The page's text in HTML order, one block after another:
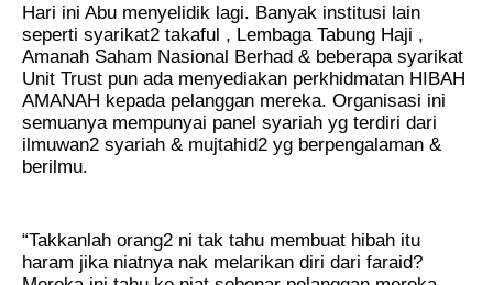
Hari ini Abu menyelidik lagi. Banyak institusi lain
seperti syarikat2 takaful , Lembaga Tabung Haji ,
Amanah Saham Nasional Berhad & beberapa syarikat
Unit Trust pun ada menyediakan perkhidmatan HIBAH
AMANAH kepada pelanggan mereka. Organisasi ini
semuanya mempunyai panel syariah yg terdiri dari
ilmuwan2 syariah & mujtahid2 yg berpengalaman &
berilmu.
“Takkanlah orang2 ni tak tahu membuat hibah itu
haram jika niatnya nak melarikan diri dari faraid?